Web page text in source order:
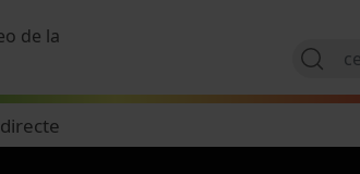
de la